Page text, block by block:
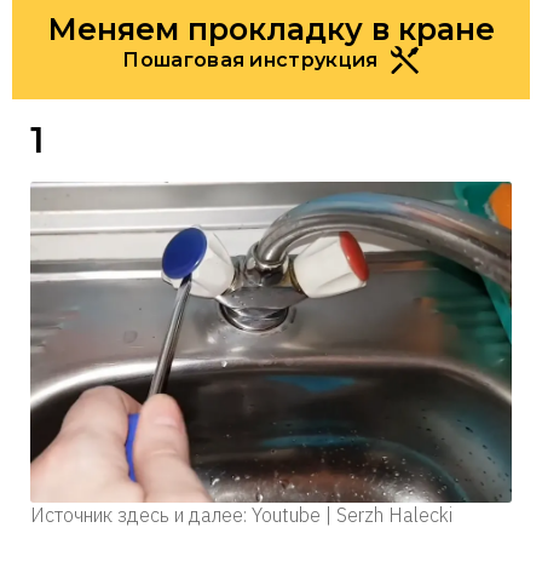
Меняем прокладку в кране
Пошаговая инструкция
1
Источник здесь и далее: Youtube | Serzh Halecki